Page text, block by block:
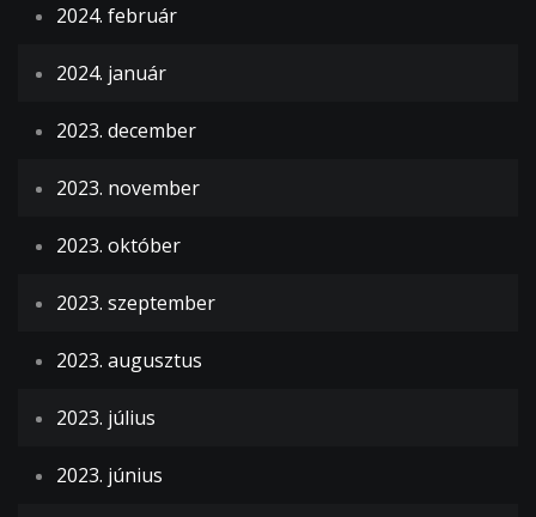
2024. február
2024. január
2023. december
2023. november
2023. október
2023. szeptember
2023. augusztus
2023. július
2023. június